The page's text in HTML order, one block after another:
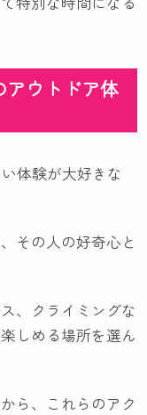
アウトドア体
体験が大好きな
その人の好奇心と
、クライミングな
しめる場所を選ん
ら、これらのアク